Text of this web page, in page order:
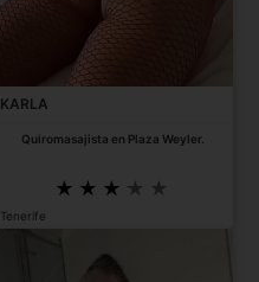
KARLA
Quiromasajista en Plaza Weyler.
Tenerife